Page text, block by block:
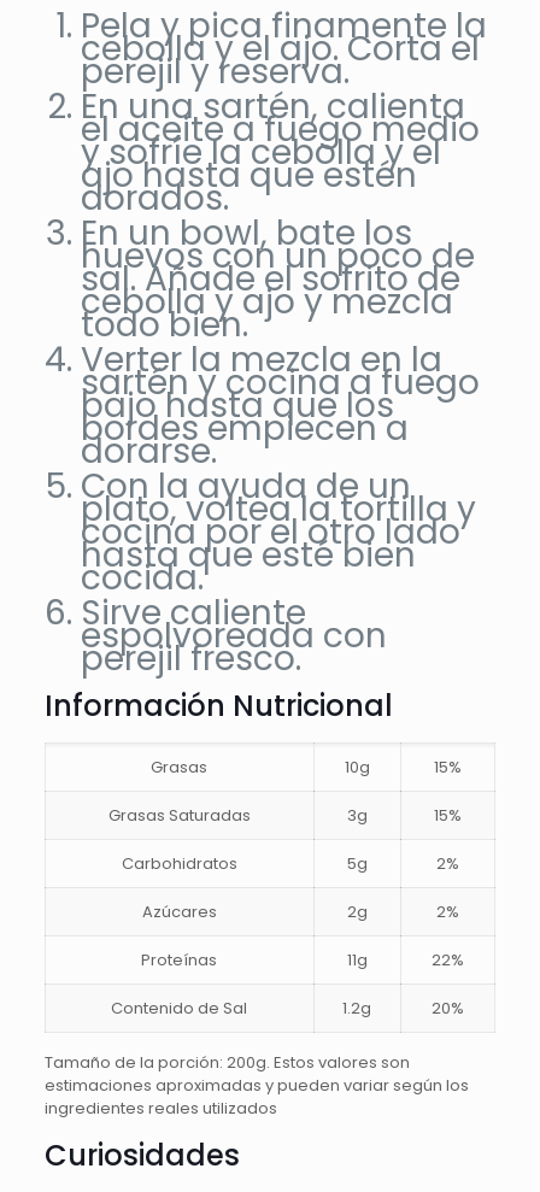
Pela y pica finamente la
cebolla y el ajo. Corta el
perejil y reserva.
En una sartén, calienta
el aceite a fuego medio
y sofríe la cebolla y el
ajo hasta que estén
dorados.
En un bowl, bate los
huevos con un poco de
sal. Añade el sofrito de
cebolla y ajo y mezcla
todo bien.
Verter la mezcla en la
sartén y cocina a fuego
bajo hasta que los
bordes empiecen a
dorarse.
Con la ayuda de un
plato, voltea la tortilla y
cocina por el otro lado
hasta que esté bien
cocida.
Sirve caliente
espolvoreada con
perejil fresco.
Información Nutricional
Grasas 10g 15%
Grasas Saturadas 3g 15%
Carbohidratos 5g 2%
Azúcares 2g 2%
Proteínas 11g 22%
Contenido de Sal 1.2g 20%
Tamaño de la porción: 200g. Estos valores son
estimaciones aproximadas y pueden variar según los
ingredientes reales utilizados
Curiosidades